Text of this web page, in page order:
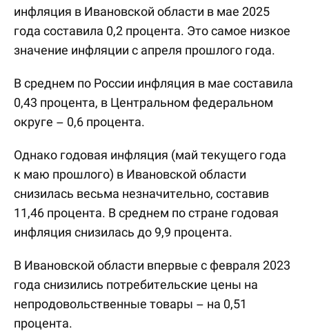
инфляция в Ивановской области в мае 2025
года составила 0,2 процента. Это самое низкое
значение инфляции с апреля прошлого года.
В среднем по России инфляция в мае составила
0,43 процента, в Центральном федеральном
округе – 0,6 процента.
Однако годовая инфляция (май текущего года
к маю прошлого) в Ивановской области
снизилась весьма незначительно, составив
11,46 процента. В среднем по стране годовая
инфляция снизилась до 9,9 процента.
В Ивановской области впервые с февраля 2023
года снизились потребительские цены на
непродовольственные товары – на 0,51
процента.